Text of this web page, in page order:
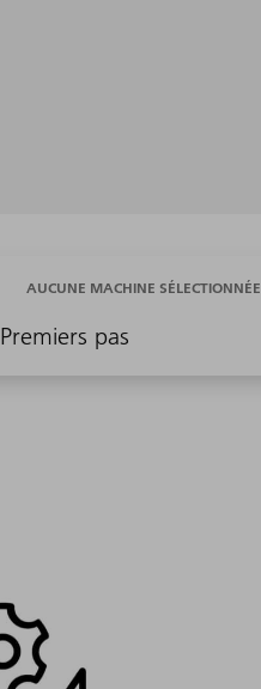
Premiers pas
AUCUNE MACHINE SÉLECTIONNÉE